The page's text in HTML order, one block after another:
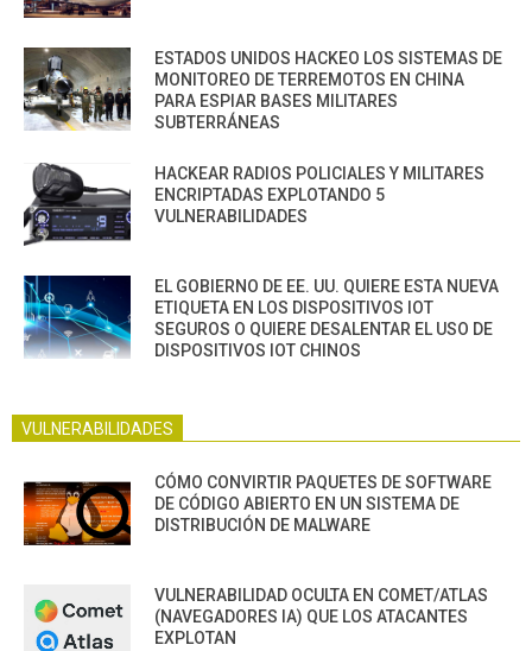
ESTADOS UNIDOS HACKEO LOS SISTEMAS DE
MONITOREO DE TERREMOTOS EN CHINA
PARA ESPIAR BASES MILITARES
SUBTERRÁNEAS
HACKEAR RADIOS POLICIALES Y MILITARES
ENCRIPTADAS EXPLOTANDO 5
VULNERABILIDADES
EL GOBIERNO DE EE. UU. QUIERE ESTA NUEVA
ETIQUETA EN LOS DISPOSITIVOS IOT
SEGUROS O QUIERE DESALENTAR EL USO DE
DISPOSITIVOS IOT CHINOS
VULNERABILIDADES
CÓMO CONVIRTIR PAQUETES DE SOFTWARE
DE CÓDIGO ABIERTO EN UN SISTEMA DE
DISTRIBUCIÓN DE MALWARE
VULNERABILIDAD OCULTA EN COMET/ATLAS
(NAVEGADORES IA) QUE LOS ATACANTES
EXPLOTAN